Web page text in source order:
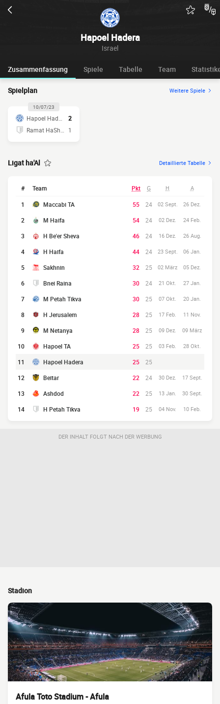
Hapoel Hadera
Israel
Zusammenfassung Spiele Tabelle Team
Spielplan Weitere Spiele
10/07/23
2
1
Ligat ha'Al Detaillierte Tabelle
# Team Pkt G H A
1 Maccabi TA 55 24 02 Sept. 26 Dez.
2 M Haifa 54 24 02 Dez. 24 Feb.
3 H Be'er Sheva 46 24 16 Dez. 26 Aug.
4 H Haifa 44 24 23 Sept. 06 Jan.
5 Sakhnin 32 25 02 März 05 Dez.
6 Bnei Raina 30 24 21 Okt. 27 Jan.
7 M Petah Tikva 30 25 07 Okt. 20 Jan.
8 H Jerusalem 28 25 17 Feb. 11 Nov.
9 M Netanya 28 25 09 Dez. 09 März
10 Hapoel TA 25 25 03 Feb. 28 Okt.
11 Hapoel Hadera 25
25
12
Beitar 22 24 30 Dez. 17 Sept.
13 Ashdod 22 25 13 Jan. 30 Sept.
14 H Petah Tikva 19 25 04 Nov. 10 Feb.
DER INHALT FOLGT NACH DER WERBUNG
Stadion
Afula Toto Stadium - Afula